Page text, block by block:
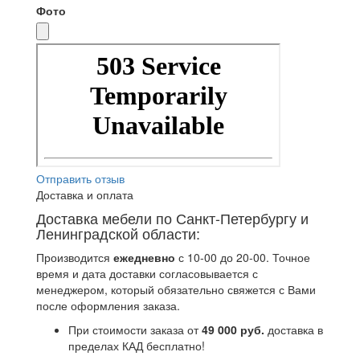
Фото
Отправить отзыв
Доставка и оплата
Доставка мебели по Санкт-Петербургу и
Ленинградской области:
Производится ежедневно с 10-00 до 20-00. Точное
время и дата доставки согласовывается с
менеджером, который обязательно свяжется с Вами
после оформления заказа.
При стоимости заказа от49 000 руб. доставка в
пределах КАД бесплатно!